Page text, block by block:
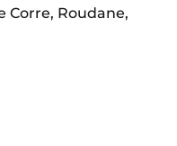
Corre, Roudane,